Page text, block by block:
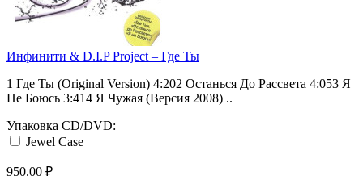
Инфинити & D.I.P Project ‎– Где Ты
1 Где Ты (Original Version) 4:202 Останься До Рассвета 4:053 Я
Не Боюсь 3:414 Я Чужая (Версия 2008) ..
Упаковка CD/DVD:
Jewel Case
950.00 ₽